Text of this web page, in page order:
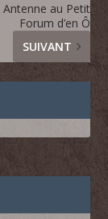
Antenne au Petit
Forum d’en Ô
SUIVANT